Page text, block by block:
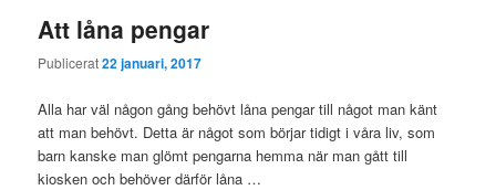
Att låna pengar
Publicerat22 januari, 2017
Alla har väl någon gång behövt låna pengar till något man känt
att man behövt. Detta är något som börjar tidigt i våra liv, som
barn kanske man glömt pengarna hemma när man gått till
kiosken och behöver därför låna …